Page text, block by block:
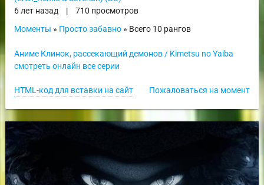
6 лет назад
|
710 просмотров
Моменты » Просто забавно» Всего 10 рангов
Аниме Клинок, рассекающий демонов / Kimetsu no Yaiba
смотреть онлайн все серии
Пожаловаться на момент
HTML-код для вставки на сайт